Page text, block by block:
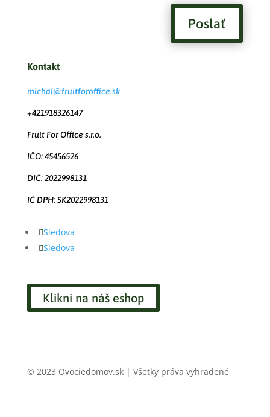
Poslať
Kontakt
michal@fruitforoffice.sk
+421918326147
Fruit For Office s.r.o.
IČO: 45456526
DIČ: 2022998131
IČ DPH: SK2022998131
Sledova
Sledova
Klikni na náš eshop
© 2023 Ovociedomov.sk | Všetky práva vyhradené